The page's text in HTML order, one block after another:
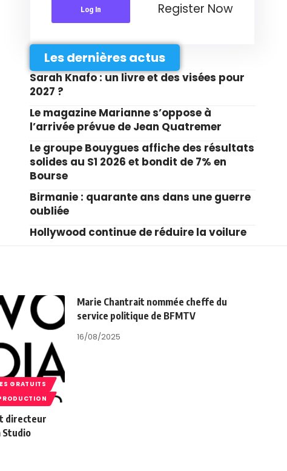
Log In Register Now
Les dernières actus
Sarah Knafo : un livre et des visées pour
2027 ?
Le magazine Marianne s’oppose à
l’arrivée prévue de Jean Quatremer
Le groupe Bouygues affiche des résultats
solides au S1 2026 et bondit de 7% en
Bourse
Birmanie : quarante ans dans une guerre
oubliée
Hollywood continue de réduire la voilure
GRATUITS
directeur
Studio
Marie Chantrait nommée cheffe du
service politique de BFMTV
16/08/2025